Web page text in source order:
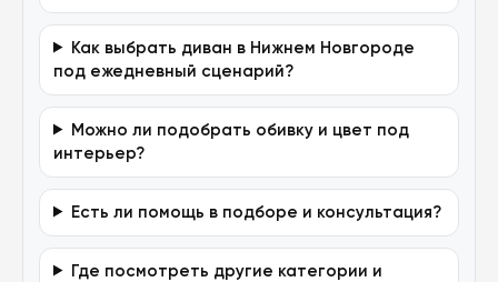
Как выбрать диван в Нижнем Новгороде
под ежедневный сценарий?
Можно ли подобрать обивку и цвет под
интерьер?
Есть ли помощь в подборе и консультация?
Где посмотреть другие категории и